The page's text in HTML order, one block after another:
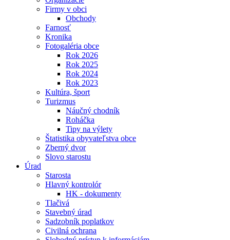
Firmy v obci
Obchody
Farnosť
Kronika
Fotogaléria obce
Rok 2026
Rok 2025
Rok 2024
Rok 2023
Kultúra, šport
Turizmus
Náučný chodník
Roháčka
Tipy na výlety
Štatistika obyvateľstva obce
Zberný dvor
Slovo starostu
Úrad
Starosta
Hlavný kontrolór
HK - dokumenty
Tlačivá
Stavebný úrad
Sadzobník poplatkov
Civilná ochrana